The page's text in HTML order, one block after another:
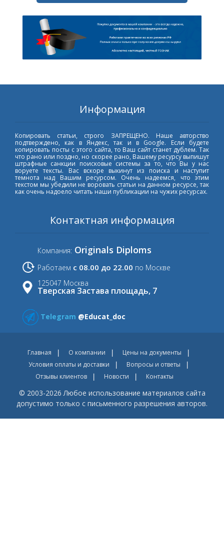
Информация
Копировать статьи, строго ЗАПРЕЩЕНО. Наше авторство
подтверждено, как в Яндекс, так и в Google. Если будете
копировать посты с этого сайта, то Ваш сайт станет дублем. Так
что рано или поздно, но скорее рано, Вашему ресурсу выпишут
штрафные санкции поисковые системы за то, что Вы у нас
воруете тексты. Вас вскоре выкинут из поиска и наступит
темнота над Вашим ресурсом. Очень надеемся, что этим
текстом мы убедили не воровать статьи на данном ресурсе, так
как очень надоело читать наши публикации на чужих ресурсах.
Контактная информация
Компания: Originals Diploms
Работаем с 08.00 до 22.00 по Москве
125047 Москва
Тверская Застава площадь, 7
Telegram @Educat_doc
Главная О компании
Цены на документы
Условия оплаты и доставки
Вопросы и ответы
Отзывы клиентов
Новости Контакты
© 2003-2026 Любое использование материалов сайта
допустимо только с письменного разрешения авторов.